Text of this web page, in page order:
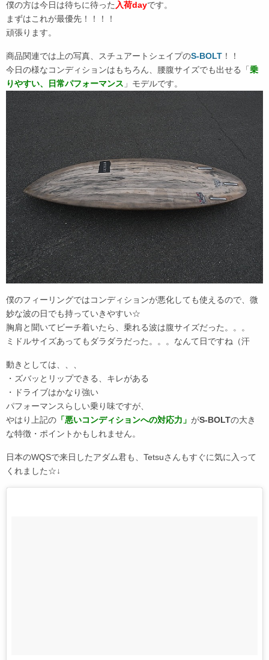
僕の方は今日は待ちに待った入荷dayです。
まずはこれが最優先！！！！
頑張ります。
商品関連では上の写真、スチュアートシェイプのS-BOLT ！！
今日の様なコンディションはもちろん、腰腹サイズでも出せる「乗
りやすい、日常パフォーマンス 」モデルです。
僕のフィーリングではコンディションが悪化しても使えるので、微
妙な波の日でも持っていきやすい☆
胸肩と聞いてビーチ着いたら、乗れる波は腹サイズだった。。。
ミドルサイズあってもダラダラだった。。。なんて日ですね（汗
動きとしては、、、
・ズバッとリップできる、キレがある
・ドライブはかなり強い
パフォーマンスらしい乗り味ですが、
やはり上記の 「悪いコンディションへの対応力」 がS-BOLTの大き
な特徴・ポイントかもしれません。
日本のWQSで来日したアダム君も、Tetsuさんもすぐに気に入って
くれました☆↓